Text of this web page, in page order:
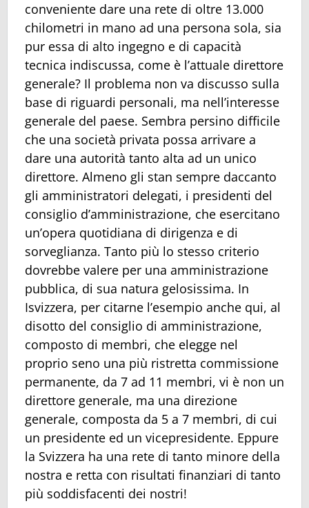
conveniente dare una rete di oltre 13.000
chilometri in mano ad una persona sola, sia
pur essa di alto ingegno e di capacità
tecnica indiscussa, come è l’attuale direttore
generale? Il problema non va discusso sulla
base di riguardi personali, ma nell’interesse
generale del paese. Sembra persino difficile
che una società privata possa arrivare a
dare una autorità tanto alta ad un unico
direttore. Almeno gli stan sempre daccanto
gli amministratori delegati, i presidenti del
consiglio d’amministrazione, che esercitano
un’opera quotidiana di dirigenza e di
sorveglianza. Tanto più lo stesso criterio
dovrebbe valere per una amministrazione
pubblica, di sua natura gelosissima. In
Isvizzera, per citarne l’esempio anche qui, al
disotto del consiglio di amministrazione,
composto di membri, che elegge nel
proprio seno una più ristretta commissione
permanente, da 7 ad 11 membri, vi è non un
direttore generale, ma una direzione
generale, composta da 5 a 7 membri, di cui
un presidente ed un vicepresidente. Eppure
la Svizzera ha una rete di tanto minore della
nostra e retta con risultati finanziari di tanto
più soddisfacenti dei nostri!